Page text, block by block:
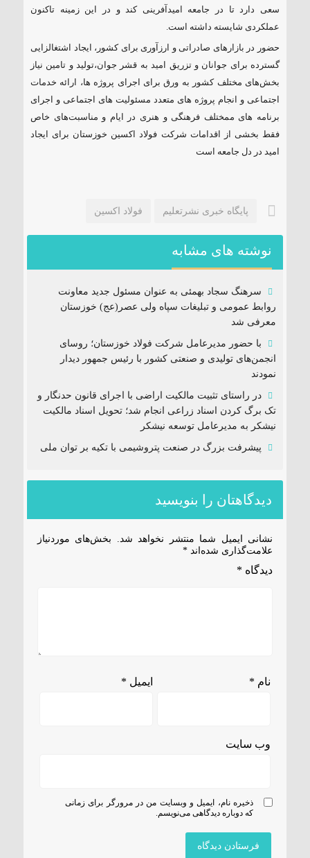
سعی دارد تا در جامعه امیدآفرینی کند و در این زمینه تاکنون
عملکردی شایسته داشته است.
حضور در بازارهای صادراتی و ارزآوری برای کشور، ایجاد اشتغالزایی
گسترده برای جوانان و تزریق امید به قشر جوان،تولید و تامین نیاز
بخش‌های مختلف کشور به ورق برای اجرای پروژه ها، ارائه خدمات
اجتماعی و انجام پروژه های متعدد مسئولیت های اجتماعی و اجرای
برنامه های ممختلف فرهنگی و هنری در ایام و مناسبت‌های خاص
فقط بخشی از اقدامات شرکت فولاد اکسین خوزستان برای ایجاد
امید در دل جامعه است
پایگاه خبری نشرتعلیم فولاد اکسین
نوشته های مشابه
سرهنگ سجاد بهمئی به عنوان مسئول جدید معاونت
روابط عمومی و تبلیغات سپاه ولی عصر(عج) خوزستان
معرفی شد
با حضور مدیرعامل شرکت فولاد خوزستان؛ روسای
انجمن‌های تولیدی و صنعتی کشور با رئیس جمهور دیدار
نمودند
در راستای تثبیت مالکیت اراضی با اجرای قانون حدنگار و
تک برگ کردن اسناد زراعی انجام شد؛ تحویل اسناد مالکیت
نیشکر به مدیرعامل توسعه نیشکر
پیشرفت بزرگ در صنعت پتروشیمی با تکیه بر توان ملی
دیدگاهتان را بنویسید
نشانی ایمیل شما منتشر نخواهد شد.
بخش‌های موردنیاز
علامت‌گذاری شده‌اند *
دیدگاه *
نام * ایمیل *
وب‌ سایت
ذخیره نام، ایمیل و وبسایت من در مرورگر برای زمانی
که دوباره دیدگاهی می‌نویسم.